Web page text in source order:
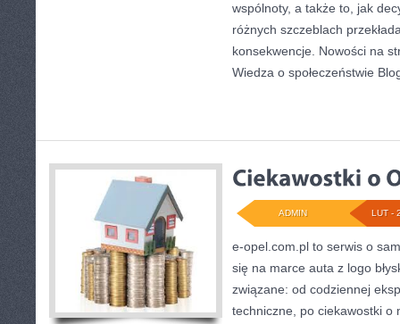
wspólnoty, a także to, jak
różnych szczeblach
konsekwencje. Nowości na
Wiedza o społeczeństwie
LUT -
ADMIN
e-opel.com.pl to serwis o
się na marce auta z logo
związane: od codziennej
techniczne, po ciekawostki o